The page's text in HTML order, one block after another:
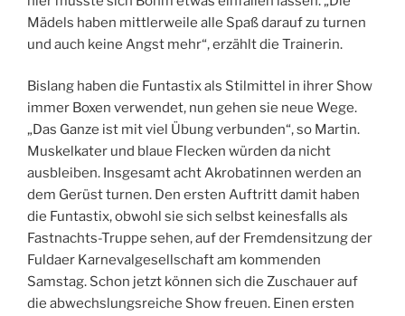
Mädels haben mittlerweile alle Spaß darauf zu turnen
und auch keine Angst mehr“, erzählt die Trainerin.
Bislang haben die Funtastix als Stilmittel in ihrer Show
immer Boxen verwendet, nun gehen sie neue Wege.
„Das Ganze ist mit viel Übung verbunden“, so Martin.
Muskelkater und blaue Flecken würden da nicht
ausbleiben. Insgesamt acht Akrobatinnen werden an
dem Gerüst turnen. Den ersten Auftritt damit haben
die Funtastix, obwohl sie sich selbst keinesfalls als
Fastnachts-Truppe sehen, auf der Fremdensitzung der
Fuldaer Karnevalgesellschaft am kommenden
Samstag. Schon jetzt können sich die Zuschauer auf
die abwechslungsreiche Show freuen. Einen ersten